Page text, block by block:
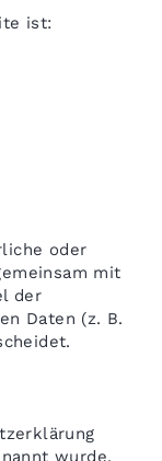
ist:
oder
mit
der
Daten (z. B.
wurde,